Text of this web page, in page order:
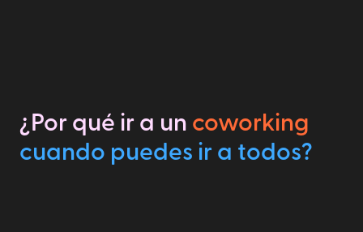
¿Por qué ir a un coworking
cuando puedes ir a todos?